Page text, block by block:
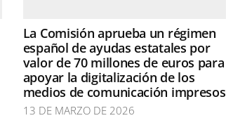
La Comisión aprueba un régimen
español de ayudas estatales por
valor de 70 millones de euros para
apoyar la digitalización de los
medios de comunicación impresos
13 DE MARZO DE 2026